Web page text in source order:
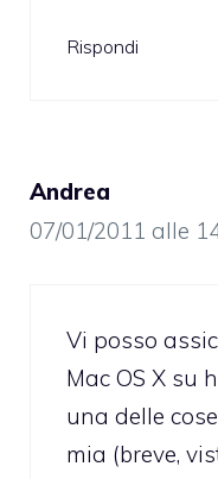
Rispondi
Andrea
07/01/2011 alle
Vi posso
Mac OS X su
una delle
mia (breve,